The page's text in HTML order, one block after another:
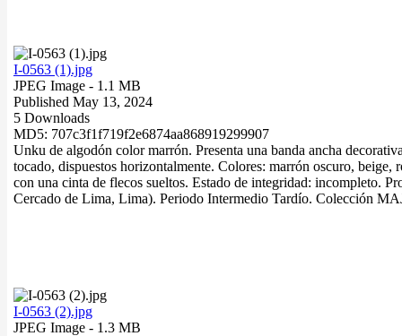
I-0563 (1).jpg
JPEG Image - 1.1 MB
Published May 13, 2024
5 Downloads
MD5: 707c3f1f719f2e6874aa868919299907
Unku de algodón color marrón. Presenta una banda ancha
tocado, dispuestos horizontalmente. Colores: marrón oscuro,
con una cinta de flecos sueltos. Estado de integridad: incompleto.
Cercado de Lima, Lima). Periodo Intermedio Tardío. Colección
I-0563 (2).jpg
JPEG Image - 1.3 MB